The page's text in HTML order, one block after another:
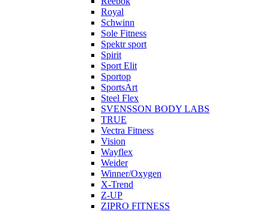
Royal
Schwinn
Sole Fitness
Spektr sport
Spirit
Sport Elit
Sportop
SportsArt
Steel Flex
SVENSSON BODY LABS
TRUE
Vectra Fitness
Vision
Wayflex
Weider
Winner/Oxygen
X-Trend
Z-UP
ZIPRO FITNESS